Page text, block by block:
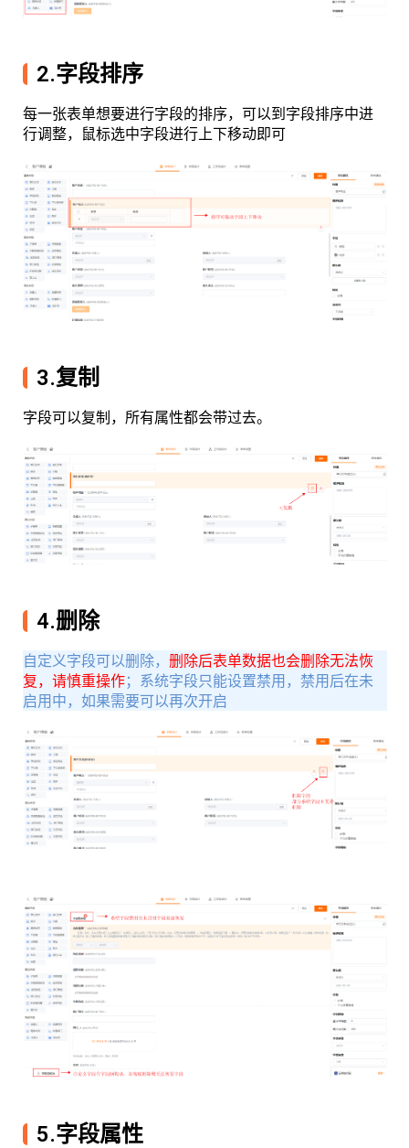
2.字段排序
每一张表单想要进行字段的排序，可以到字段排序中进
行调整，鼠标选中字段进行上下移动即可
3.复制
字段可以复制，所有属性都会带过去。
4.删除
自定义字段可以删除， 删除后表单数据也会删除无法恢
复，请慎重操作； 系统字段只能设置禁用，禁用后在未
启用中，如果需要可以再次开启
5.字段属性